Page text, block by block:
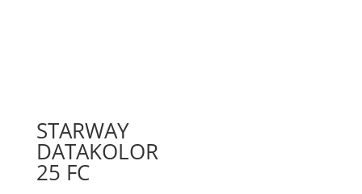
STARWAY
DATAKOLOR
25 FC